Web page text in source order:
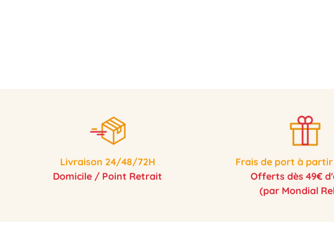
Livraison 24/48/72H
Domicile / Point Retrait
Frais de port à partir
Offerts dès 49€
(par Mondial